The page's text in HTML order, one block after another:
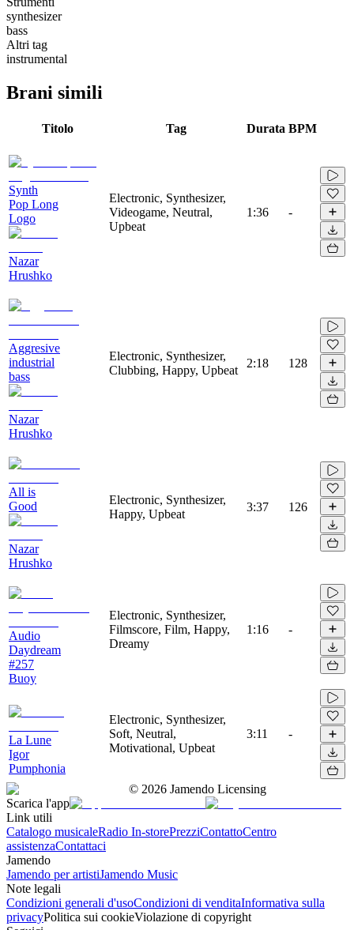
synthesizer
bass
Altri tag
instrumental
Brani simili
Titolo Tag Durata BPM
Synth
Pop Long
Logo
Nazar
Hrushko
Electronic, Synthesizer,
Videogame, Neutral,
Upbeat
1:36 -
Aggresive
industrial
bass
Nazar
Hrushko
Electronic, Synthesizer,
Clubbing, Happy, Upbeat
2:18 128
All is
Good
Nazar
Hrushko
Electronic, Synthesizer,
Happy, Upbeat
3:37 126
Audio
Daydream
#257
Buoy
Electronic, Synthesizer,
Filmscore, Film, Happy,
Dreamy
1:16 -
La Lune
Igor
Pumphonia
Electronic, Synthesizer,
Soft, Neutral,
Motivational, Upbeat
3:11 -
© 2026 Jamendo Licensing
Scarica l'app
Link utili
Catalogo musicaleRadio In-storePrezziContattoCentro
assistenzaContattaci
Jamendo
Jamendo per artistiJamendo Music
Note legali
Condizioni generali d'usoCondizioni di venditaInformativa sulla
privacyPolitica sui cookieViolazione di copyright